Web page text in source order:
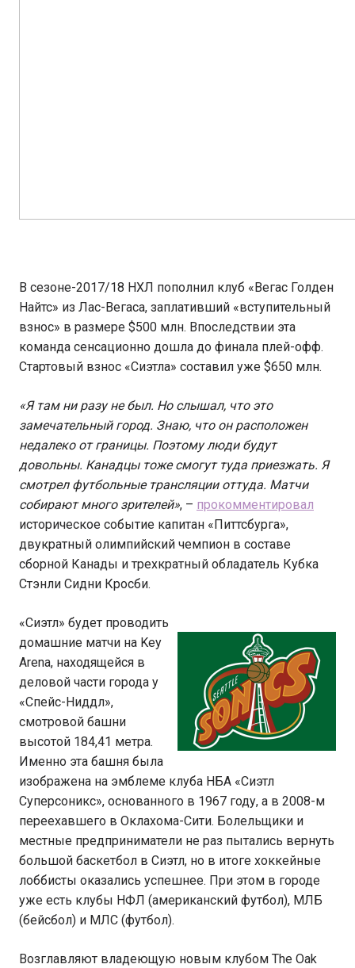
В сезоне-2017/18 НХЛ пополнил клуб «Вегас Голден
Найтс» из Лас-Вегаса, заплативший «вступительный
взнос» в размере $500 млн. Впоследствии эта
команда сенсационно дошла до финала плей-офф.
Стартовый взнос «Сиэтла» составил уже $650 млн.
«Я там ни разу не был. Но слышал, что это
замечательный город. Знаю, что он расположен
недалеко от границы. Поэтому люди будут
довольны. Канадцы тоже смогут туда приезжать. Я
смотрел футбольные трансляции оттуда. Матчи
собирают много зрителей», – прокомментировал
историческое событие капитан «Питтсбурга»,
двукратный олимпийский чемпион в составе
сборной Канады и трехкратный обладатель Кубка
Стэнли Сидни Кросби.
«Сиэтл» будет проводить
домашние матчи на Key
Arena, находящейся в
деловой части города у
«Спейс-Ниддл»,
смотровой башни
высотой 184,41 метра.
Именно эта башня была
изображена на эмблеме клуба НБА «Сиэтл
Суперсоникс», основанного в 1967 году, а в 2008-м
переехавшего в Оклахома-Сити. Болельщики и
местные предприниматели не раз пытались вернуть
большой баскетбол в Сиэтл, но в итоге хоккейные
лоббисты оказались успешнее. При этом в городе
уже есть клубы НФЛ (американский футбол), МЛБ
(бейсбол) и МЛС (футбол).
Возглавляют владеющую новым клубом The Oak